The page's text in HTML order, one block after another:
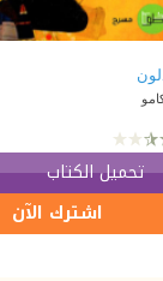
تحميل الكتاب
اشترك الآن